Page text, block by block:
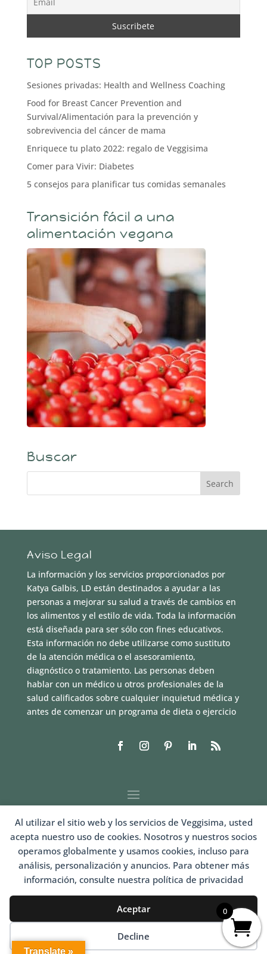
Al utilizar el sitio web y los servicios de Veggisima, usted
acepta nuestro uso de cookies. Nosotros y nuestros socios
operamos globalmente y usamos cookies, incluso para
análisis, personalización y anuncios. Para obtener más
información, consulte nuestra política de privacidad
Aceptar
Decline
TOP POSTS
Sesiones privadas: Health and Wellness Coaching
Food for Breast Cancer Prevention and
Survival/Alimentación para la prevención y
sobrevivencia del cáncer de mama
Enriquece tu plato 2022: regalo de Veggisima
Comer para Vivir: Diabetes
5 consejos para planificar tus comidas semanales
Transición fácil a una
alimentación vegana
Buscar
Aviso Legal
La información y los servicios proporcionados por
Katya Galbis, LD están destinados a ayudar a las
personas a mejorar su salud a través de cambios en
los alimentos y el estilo de vida. Toda la información
está diseñada para ser sólo con fines educativos.
Esta información no debe utilizarse como sustituto
de la atención médica o el asesoramiento,
diagnóstico o tratamiento. Las personas deben
hablar con un médico u otros profesionales de la
salud calificados sobre cualquier inquietud médica y
antes de comenzar un programa de dieta o ejercicio
Translate »
0